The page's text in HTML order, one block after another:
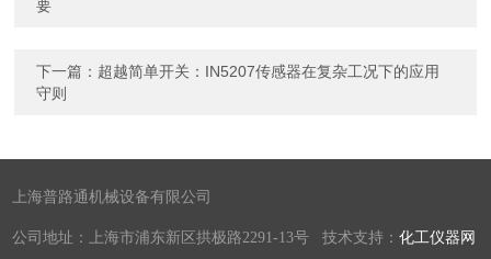
要
下一篇： 超越简单开关：IN5207传感器在复杂工况下的应用
守则
上海普路通机械设备有限公司
公司地址：上海市浦东新区拱极路2291-13号 技术支持：化工仪器网